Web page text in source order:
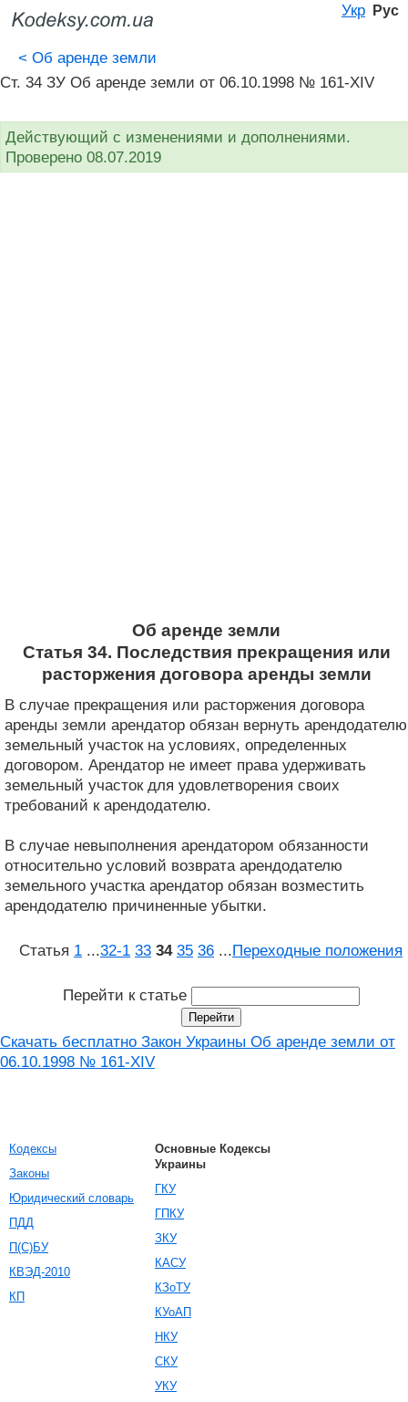
Укр Рус
< Об аренде земли
Ст. 34 ЗУ Об аренде земли от 06.10.1998 № 161-XIV
Действующий с изменениями и дополнениями.
Проверено 08.07.2019
Об аренде земли
Статья 34. Последствия прекращения или
расторжения договора аренды земли
В случае прекращения или расторжения договора
аренды земли арендатор обязан вернуть арендодателю
земельный участок на условиях, определенных
договором. Арендатор не имеет права удерживать
земельный участок для удовлетворения своих
требований к арендодателю.
В случае невыполнения арендатором обязанности
относительно условий возврата арендодателю
земельного участка арендатор обязан возместить
арендодателю причиненные убытки.
Статья 1 ...32‑1 33 34 35 36 ...Переходные положения
Перейти к статье
Скачать бесплатно Закон Украины Об аренде земли от
06.10.1998 № 161-XIV
Кодексы
Законы
Юридический словарь
ПДД
П(С)БУ
КВЭД-2010
КП
Основные Кодексы
Украины
ГКУ
ГПКУ
ЗКУ
КАСУ
КЗоТУ
КУоАП
НКУ
СКУ
УКУ